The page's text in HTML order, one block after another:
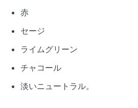
赤
セージ
ライムグリーン
チャコール
淡いニュートラル。